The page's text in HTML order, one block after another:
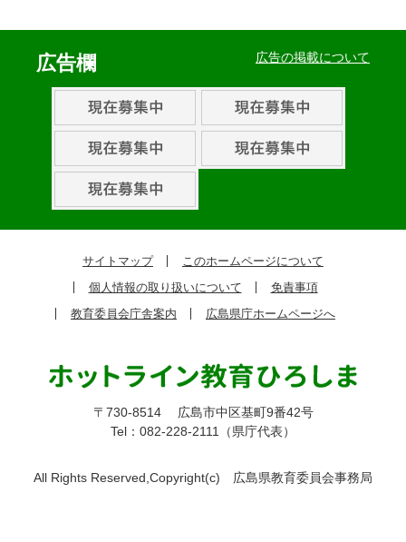
広告欄 広告の掲載について
サイトマップ
このホームページについて
個人情報の取り扱いについて
免責事項
教育委員会庁舎案内
広島県庁ホームページへ
〒730-8514
広島市中区基町9番42号
Tel：082-228-2111（県庁代表）
All Rights Reserved,Copyright(c) 広島県教育委員会事務局